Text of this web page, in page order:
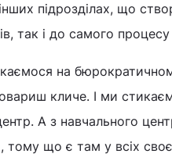
підрозділах, що
так і до самого процесу
на
кличе. І ми
А з навчального
тому що є там у всіх